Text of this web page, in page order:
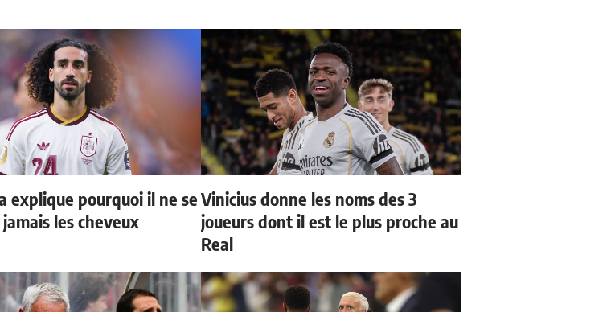
explique pourquoi il ne se
les cheveux
Vinicius donne les noms des 3
joueurs dont il est le plus proche au
Real